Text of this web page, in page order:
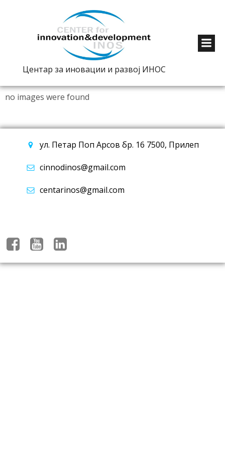
Центар за иновации и развој ИНОС
no images were found
ул. Петар Поп Арсов бр. 16 7500, Прилеп
cinnodinos@gmail.com
centarinos@gmail.com